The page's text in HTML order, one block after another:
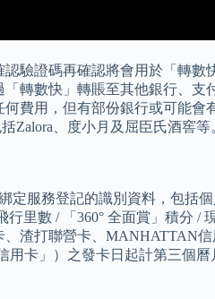
驗證碼再確認將會用於「轉
轉數快」轉賬至其他銀行、
費用，但有部份銀行或可能
Zalora、度小月及屈臣氏酒窖等
服務登記的識別資料，包括
里數 / 「360° 全面賞」積分 /
渣打聯營卡、MANHATTAN
用卡」）之發卡日起計第三